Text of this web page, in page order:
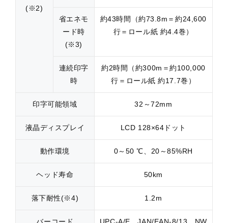
(※2)
省エネモ
ード時
(※3)
約43時間（約73.8m＝約24,600
行＝ロール紙 約4.4巻）
連続印字
時
約2時間（約300m＝約100,000
行＝ロール紙 約17.7巻）
印字可能領域 32～72mm
液晶ディスプレイ LCD 128×64ドット
動作環境 0～50 ℃、20～85%RH
ヘッド寿命 50km
落下耐性(※4) 1.2m
バーコード
UPC-A/E、JAN/EAN-8/13、NW